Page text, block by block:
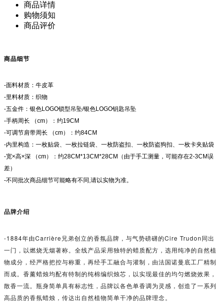
商品详情
购物须知
商品评价
商品细节
-面料材质：牛皮革
-里料材质：织物
-五金件：银色LOGO锁型吊坠/银色LOGO钥匙吊坠
-手柄周长 （cm）：约19CM
-可调节肩带周长 （cm）：约84CM
-内里构造：一枚贴袋、一枚拉链袋、一枚防盗扣、一枚防盗狗扣、一枚卡夹贴袋
-宽×高×深 （cm）：约28CM*13CM*28CM（由于手工测量，可能存在2-3CM误
差）
-不同批次商品细节可能略有不同,请以实物为准。
品牌介绍
-1884年由Carrière兄弟创立的香氛品牌，与气势磅礴的Cire Trudon同出
一门，以燃烧无烟著称。全线产品采用独特的蜡质配方，选用纯净的自然植
物成分，经严格把控与称重，再经手工融合与灌制，由法国诺曼底工厂精制
而成。香薰蜡烛均配有特制的纯棉编织烛芯，以实现最佳的均匀燃烧效果，
散香一流。瓶身简单具有标志性，品牌以各色单香调为灵感，创造了一系列
高品质的香氛蜡烛，传达出自然植物简单干净的品牌理念。